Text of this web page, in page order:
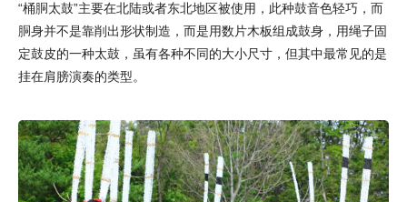
“桶胴太鼓”主要在北陆或者东北地区被使用，此种鼓音色轻巧，而
胴身并不是靠削出形状制造，而是用数片木板组成鼓身，用绳子固
定鼓皮的一种太鼓，虽有各种不同的大小尺寸，但其中最常见的是
挂在肩膀演奏的类型。